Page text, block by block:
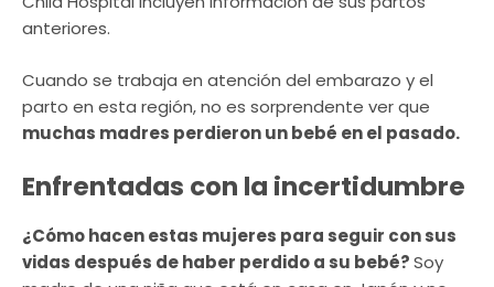
anteriores.
Cuando se trabaja en atención del embarazo y el
parto en esta región, no es sorprendente ver que
muchas madres perdieron un bebé en el pasado.
Enfrentadas con la incertidumbre
¿Cómo hacen estas mujeres para seguir con sus
vidas después de haber perdido a su bebé?Soy